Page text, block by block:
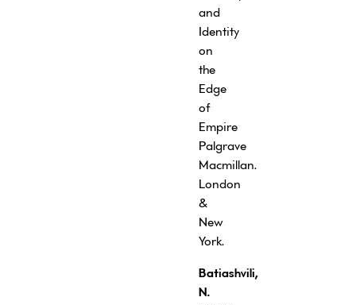
and
Identity
on
the
Edge
of
Empire
Palgrave
Macmillan.
London
&
New
York.
Batiashvili,
N.